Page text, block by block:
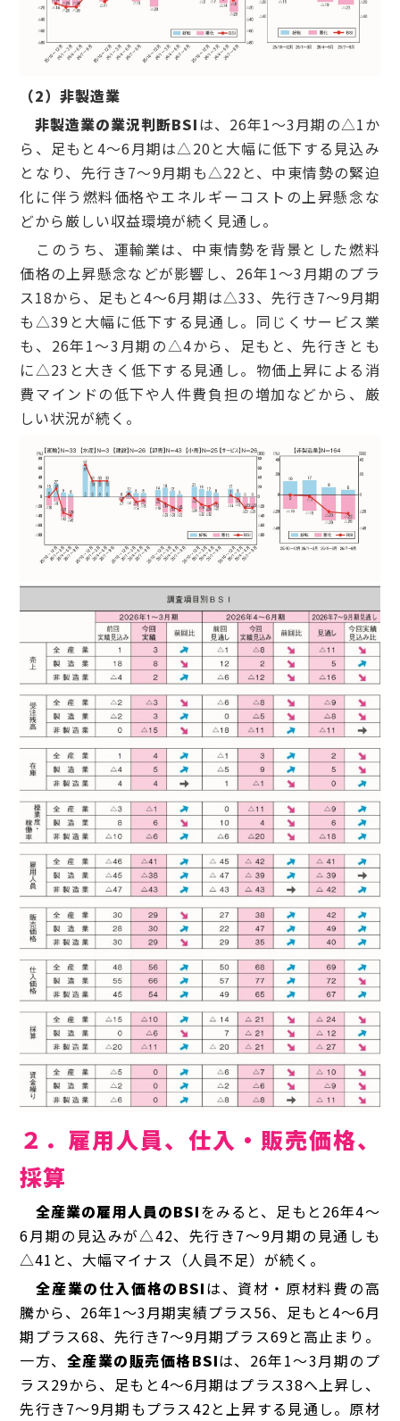
（2）非製造業
非製造業の業況判断BSIは、26年1～3月期の△1か
ら、足もと4～6月期は△20と大幅に低下する見込み
となり、先行き7～9月期も△22と、中東情勢の緊迫
化に伴う燃料価格やエネルギーコストの上昇懸念な
どから厳しい収益環境が続く見通し。
このうち、運輸業は、中東情勢を背景とした燃料
価格の上昇懸念などが影響し、26年1～3月期のプラ
ス18から、足もと4～6月期は△33、先行き7～9月期
も△39と大幅に低下する見通し。同じくサービス業
も、26年1～3月期の△4から、足もと、先行きとも
に△23と大きく低下する見通し。物価上昇による消
費マインドの低下や人件費負担の増加などから、厳
しい状況が続く。
２．雇用人員、仕入・販売価格、
採算
全産業の雇用人員のBSIをみると、足もと 26年4～
6月期の見込みが△42、先行き7～9月期の見通しも
△41と、大幅マイナス（人員不足）が続く。
全産業の仕入価格のBSIは、資材・原材料費の高
騰から、26年1～3月期実績プラス56、足もと4～6月
期プラス68、先行き7～9月期プラス69と高止まり。
一方、 全産業の販売価格BSIは、26年1～3月期のプ
ラス29から、足もと4～6月期はプラス38へ上昇し、
先行き7～9月期もプラス42と上昇する見通し。原材